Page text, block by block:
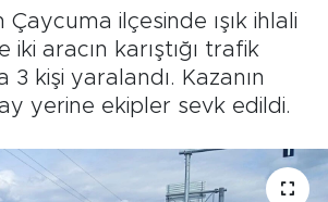
Çaycuma ilçesinde ışık ihlali
iki aracın karıştığı trafik
3 kişi yaralandı. Kazanın
yerine ekipler sevk edildi.
Durumu ve Fikstür